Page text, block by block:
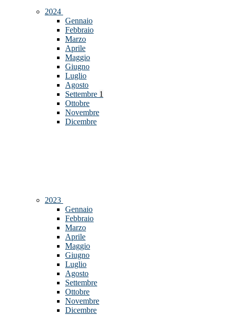
2024
Gennaio
Febbraio
Marzo
Aprile
Maggio
Giugno
Luglio
Agosto
Settembre 1
Ottobre
Novembre
Dicembre
2023
Gennaio
Febbraio
Marzo
Aprile
Maggio
Giugno
Luglio
Agosto
Settembre
Ottobre
Novembre
Dicembre